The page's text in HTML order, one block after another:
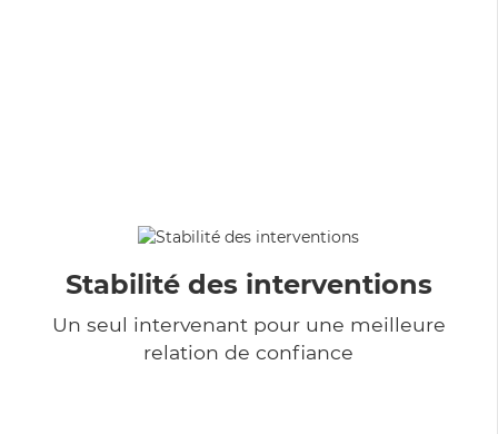
Stabilité des interventions
Un seul intervenant pour une meilleure
relation de confiance